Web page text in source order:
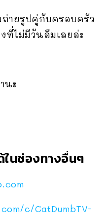
ายรูปคู่กับครอบครัว
ที่ไม่มีวันลืมเลยล่ะ
นะ
ในช่องทางอื่นๆ
c/CatDumbTV-